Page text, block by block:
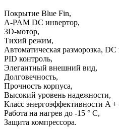
Покрытие Blue Fin,
A-PAM DC инвертор,
3D-мотор,
Тихий режим,
Автоматическая разморозка, DC
PID контроль,
Элегантный внешний вид,
Долговечность,
Прочность корпуса,
Высокий уровень надежности,
Класс энергоэффективности A
Работа на нагрев до -15 ° С,
Защита компрессора.